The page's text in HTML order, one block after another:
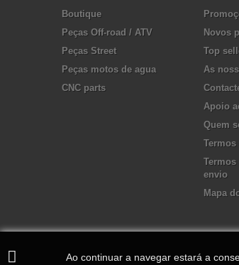
Boutique
Peças Off-road / ATV
Peças Street
Peças motos de agua
CNC parts
Novos
Top
As
Apoio
Quem
Termos
envio
Mapa
Ao continuar a navegar estará a